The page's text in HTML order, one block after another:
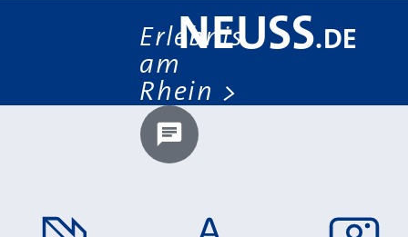
Erlebnis
am
Rhein
NEUSS.DE
Chatbot laden?